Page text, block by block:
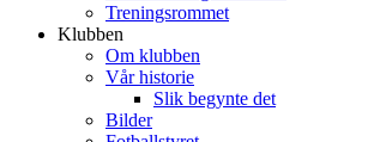
Treningsrommet
Klubben
Om klubben
Vår historie
Slik begynte det
Bilder